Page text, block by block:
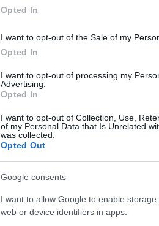
Opted In
I want to opt-out of the Sale of my
Opted In
I want to opt-out of processing my
Advertising.
Opted In
I want to opt-out of Collection, Use,
of my Personal Data that Is Unrelated
was collected.
Opted Out
Google consents
I want to allow Google to enable
web or device identifiers in apps.